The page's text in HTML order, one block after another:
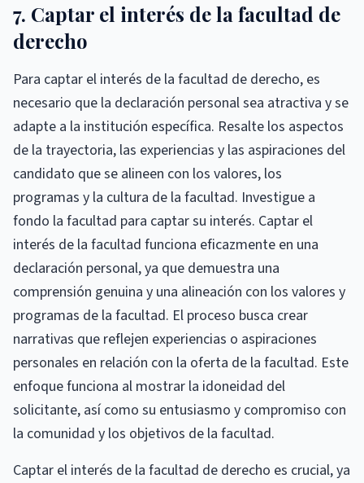
7. Captar el interés de la facultad de
derecho
Para captar el interés de la facultad de derecho, es
necesario que la declaración personal sea atractiva y se
adapte a la institución específica. Resalte los aspectos
de la trayectoria, las experiencias y las aspiraciones del
candidato que se alineen con los valores, los
programas y la cultura de la facultad. Investigue a
fondo la facultad para captar su interés. Captar el
interés de la facultad funciona eficazmente en una
declaración personal, ya que demuestra una
comprensión genuina y una alineación con los valores y
programas de la facultad. El proceso busca crear
narrativas que reflejen experiencias o aspiraciones
personales en relación con la oferta de la facultad. Este
enfoque funciona al mostrar la idoneidad del
solicitante, así como su entusiasmo y compromiso con
la comunidad y los objetivos de la facultad.
Captar el interés de la facultad de derecho es crucial, ya